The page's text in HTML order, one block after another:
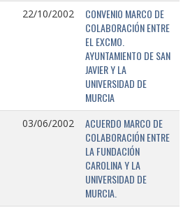
22/10/2002
CONVENIO MARCO DE
COLABORACIÓN ENTRE
EL EXCMO.
AYUNTAMIENTO DE SAN
JAVIER Y LA
UNIVERSIDAD DE
MURCIA
03/06/2002
ACUERDO MARCO DE
COLABORACIÓN ENTRE
LA FUNDACIÓN
CAROLINA Y LA
UNIVERSIDAD DE
MURCIA.